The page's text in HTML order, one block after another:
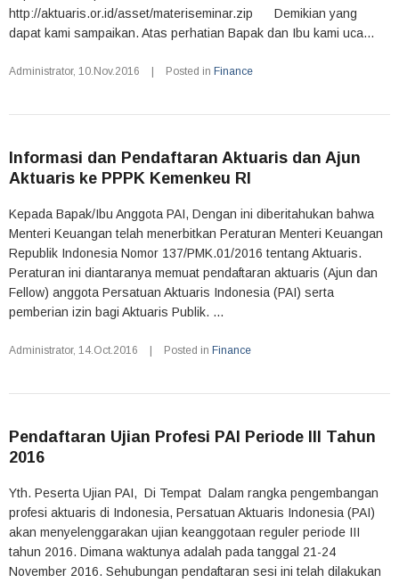
http://aktuaris.or.id/asset/materiseminar.zip Demikian yang
dapat kami sampaikan. Atas perhatian Bapak dan Ibu kami uca...
Administrator, 10.Nov.2016 Posted in Finance
Informasi dan Pendaftaran Aktuaris dan Ajun
Aktuaris ke PPPK Kemenkeu RI
Kepada Bapak/Ibu Anggota PAI, Dengan ini diberitahukan bahwa
Menteri Keuangan telah menerbitkan Peraturan Menteri Keuangan
Republik Indonesia Nomor 137/PMK.01/2016 tentang Aktuaris.
Peraturan ini diantaranya memuat pendaftaran aktuaris (Ajun dan
Fellow) anggota Persatuan Aktuaris Indonesia (PAI) serta
pemberian izin bagi Aktuaris Publik. ...
Administrator, 14.Oct.2016 Posted in Finance
Pendaftaran Ujian Profesi PAI Periode III Tahun
2016
Yth. Peserta Ujian PAI, Di Tempat Dalam rangka pengembangan
profesi aktuaris di Indonesia, Persatuan Aktuaris Indonesia (PAI)
akan menyelenggarakan ujian keanggotaan reguler periode III
tahun 2016. Dimana waktunya adalah pada tanggal 21-24
November 2016. Sehubungan pendaftaran sesi ini telah dilakukan